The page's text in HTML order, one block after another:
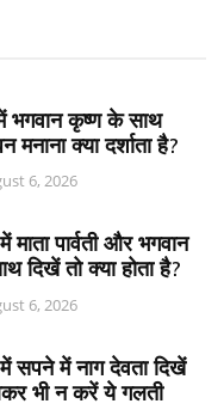
भगवान कृष्ण के साथ
मनाना क्या दर्शाता है?
6, 2026
माता पार्वती और भगवान
दिखें तो क्या होता है?
6, 2026
सपने में नाग देवता दिखें
भी न करें ये गलती